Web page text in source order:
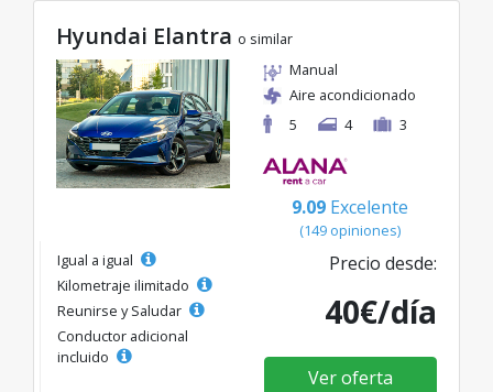
Hyundai Elantra o similar
Manual
Aire acondicionado
5
4 3
9.09 Excelente
(149 opiniones)
Igual a igual
Kilometraje ilimitado
Reunirse y Saludar
Conductor adicional
incluido
Precio desde:
40€/día
Ver oferta